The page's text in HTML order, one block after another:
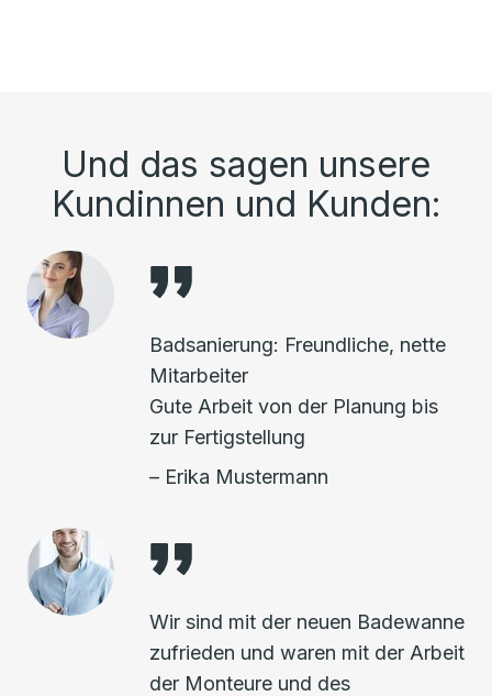
Und das sagen unsere
Kundinnen und Kunden:
Badsanierung: Freundliche, nette
Mitarbeiter
Gute Arbeit von der Planung bis
zur Fertigstellung
– Erika Mustermann
Wir sind mit der neuen Badewanne
zufrieden und waren mit der Arbeit
der Monteure und des